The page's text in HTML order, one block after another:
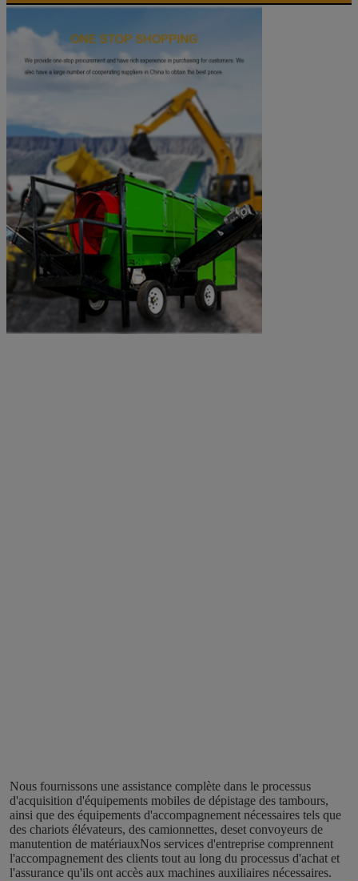
Nous fournissons une assistance complète dans le processus
d'acquisition d'équipements mobiles de dépistage des tambours,
ainsi que des équipements d'accompagnement nécessaires tels que
des chariots élévateurs, des camionnettes, deset convoyeurs de
manutention de matériauxNos services d'entreprise comprennent
l'accompagnement des clients tout au long du processus d'achat et
l'assurance qu'ils ont accès aux machines auxiliaires nécessaires.